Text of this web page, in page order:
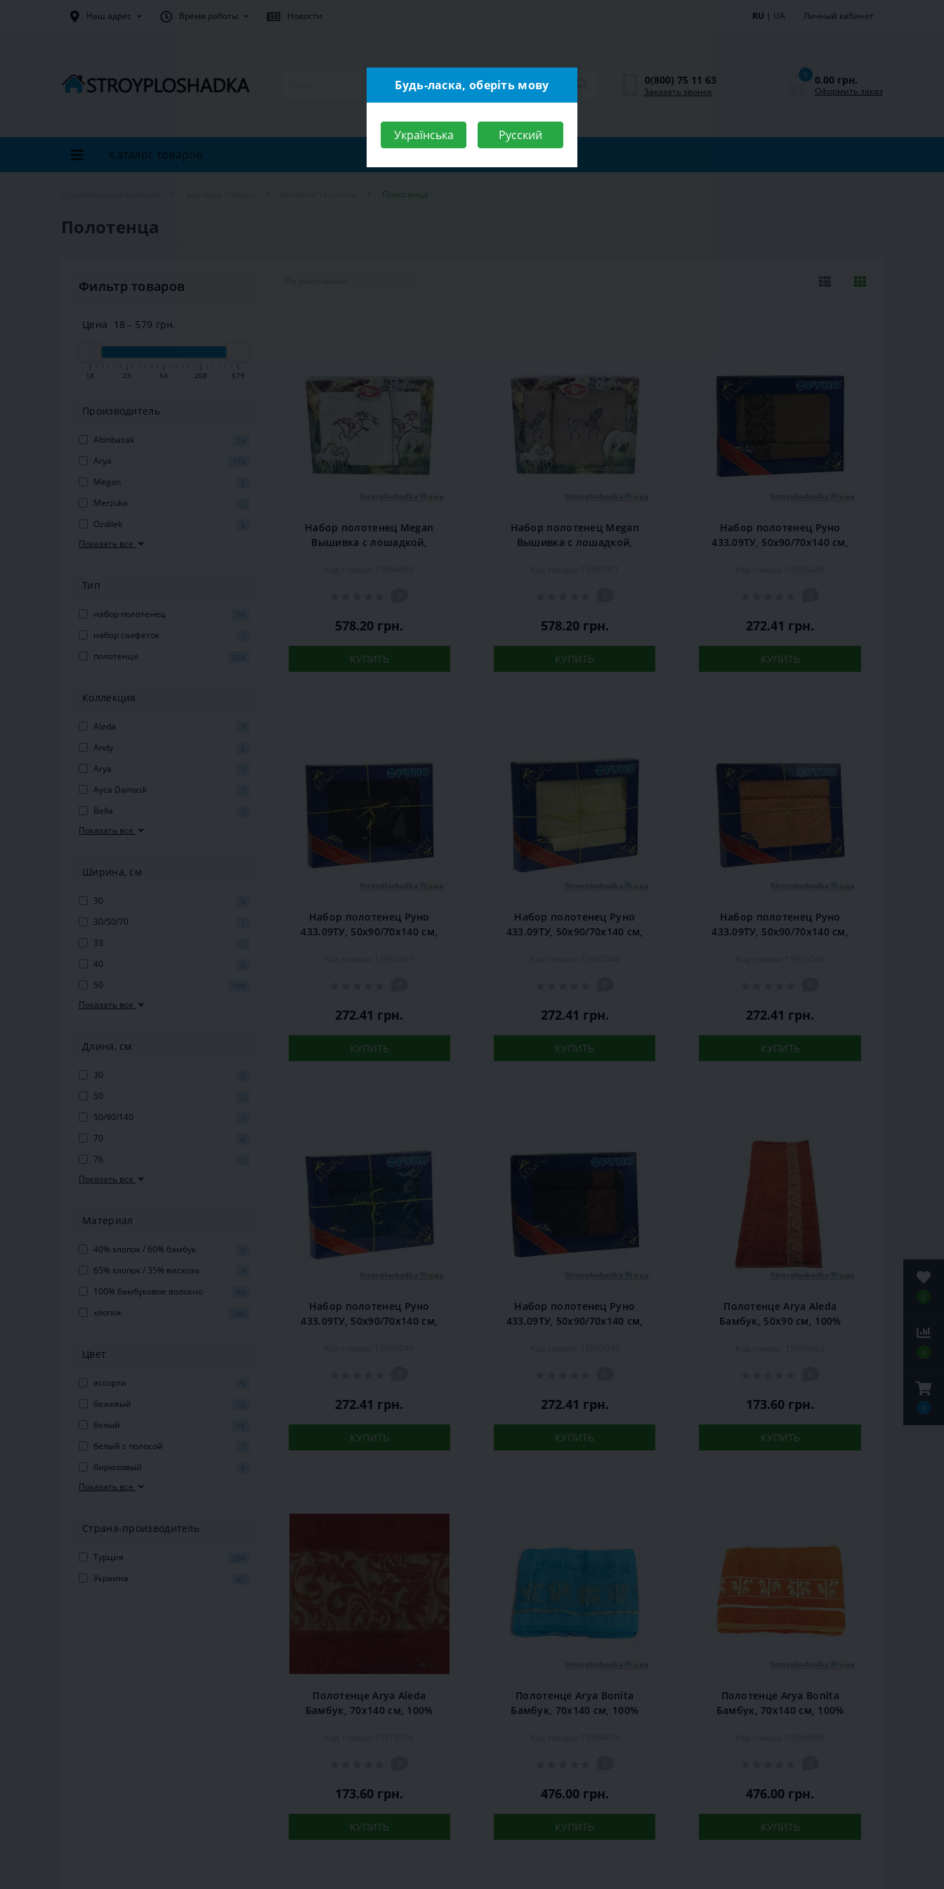
0
0
0
Наш адрес Время работы Новости RU | UA Личный кабинет
0(800) 75 11 63
Заказать звонок
0 0.00 грн.
Оформить заказ
Каталог товаров
Полотенца
Полотенца
Фильтр товаров
Цена 18 - 579 грн.
18 23 64 208 579
Производитель
Altinbasak 19
Arya 173
Megan 5
Merzuka 2
Ozdilek 5
Показать все
Тип
набор полотенец
набор салфеток
полотенце 228
Коллекция
Aleda 7
Andy 2
Arya
Ayca Damask 7
Bella 7
Показать все
Ширина, см
30 4
30/50/70
33
40 4
50 109
Показать все
Длина, см
30
50
50/90/140
70 4
76
Показать все
Материал
40% хлопок / 60% бамбук 2
65% хлопок / 35% вискоза
100% бамбуковое волокно
хлопок 180
Цвет
ассорти 5
бежевый
белый 15
белый с полосой 2
бирюзовый 5
Показать все
Страна-производитель
Турция 204
Украина 41
Набор полотенец Megan
Вышивка с лошадкой,
578.20 грн.
КУПИТЬ
Набор полотенец Megan
Вышивка с лошадкой,
578.20 грн.
КУПИТЬ
Набор полотенец Руно
433.09ТУ, 50х90/70х140 см,
272.41 грн.
КУПИТЬ
Набор полотенец Руно
433.09ТУ, 50х90/70х140 см,
272.41 грн.
КУПИТЬ
Набор полотенец Руно
433.09ТУ, 50х90/70х140 см,
272.41 грн.
КУПИТЬ
Набор полотенец Руно
433.09ТУ, 50х90/70х140 см,
272.41 грн.
КУПИТЬ
Набор полотенец Руно
433.09ТУ, 50х90/70х140 см,
272.41 грн.
КУПИТЬ
Набор полотенец Руно
433.09ТУ, 50х90/70х140 см,
272.41 грн.
КУПИТЬ
Полотенце Arya Aleda
Бамбук, 50х90 см, 100%
173.60 грн.
КУПИТЬ
Полотенце Arya Aleda
Бамбук, 70х140 см, 100%
173.60 грн.
КУПИТЬ
Полотенце Arya Bonita
Бамбук, 70х140 см, 100%
476.00 грн.
КУПИТЬ
Полотенце Arya Bonita
Бамбук, 70х140 см, 100%
476.00 грн.
КУПИТЬ
Будь-ласка, оберіть мову
Українська Русский